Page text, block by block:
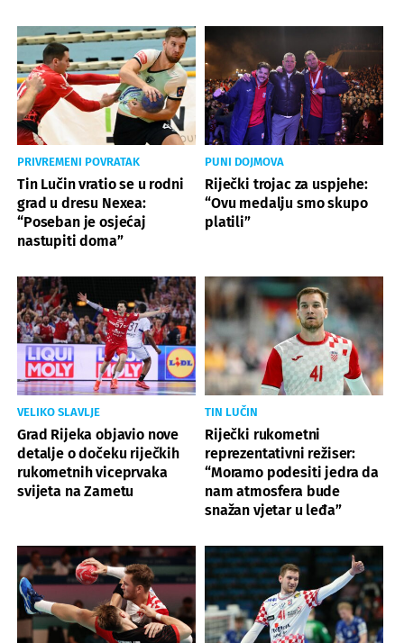
PRIVREMENI POVRATAK
Tin Lučin vratio se u rodni
grad u dresu Nexea:
“Poseban je osjećaj
nastupiti doma”
PUNI DOJMOVA
Riječki trojac za uspjehe:
“Ovu medalju smo skupo
platili”
VELIKO SLAVLJE
Grad Rijeka objavio nove
detalje o dočeku riječkih
rukometnih viceprvaka
svijeta na Zametu
TIN LUČIN
Riječki rukometni
reprezentativni režiser:
“Moramo podesiti jedra da
nam atmosfera bude
snažan vjetar u leđa”